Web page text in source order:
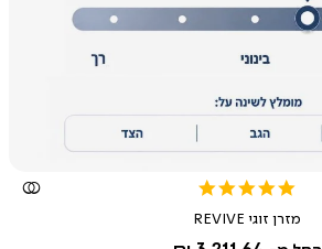
rating
מזרן זוגי REVIVE